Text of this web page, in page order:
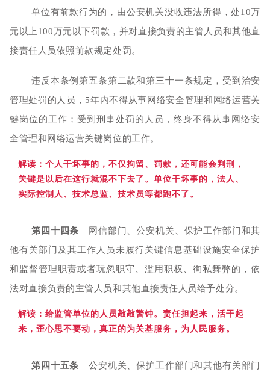
单位有前款行为的，由公安机关没收违法所得，处10万
元以上100万元以下罚款，并对直接负责的主管人员和其他直
接责任人员依照前款规定处罚。
违反本条例第五条第二款和第三十一条规定，受到治安
管理处罚的人员，5年内不得从事网络安全管理和网络运营关
键岗位的工作；受到刑事处罚的人员，终身不得从事网络安
全管理和网络运营关键岗位的工作。
解读：个 人干坏事的，不仅拘留、罚款，还可能会判刑，
关键是以后在这行就混不下去了。单位干坏事的，法人、
实际控制人、技术总监、技术员等都跑不了。
第四十四条 网信部门、公安机关、保护工作部门和其
他有关部门及其工作人员未履行关键信息基础设施安全保护
和监督管理职责或者玩忽职守、滥用职权、徇私舞弊的，依
法对直接负责的主管人员和其他直接责任人员给予处分。
解读：给监管单位的人员敲敲警钟。责任担起来，活干起
来，歪心思不要动，真正的为关基服务，为人民服务。
第四十五条 公安机关、保护工作部门和其他有关部门